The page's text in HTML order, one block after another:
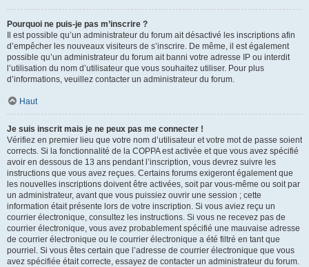
Pourquoi ne puis-je pas m’inscrire ?
Il est possible qu’un administrateur du forum ait désactivé les inscriptions afin
d’empêcher les nouveaux visiteurs de s’inscrire. De même, il est également
possible qu’un administrateur du forum ait banni votre adresse IP ou interdit
l’utilisation du nom d’utilisateur que vous souhaitez utiliser. Pour plus
d’informations, veuillez contacter un administrateur du forum.
Haut
Je suis inscrit mais je ne peux pas me connecter !
Vérifiez en premier lieu que votre nom d’utilisateur et votre mot de passe soient
corrects. Si la fonctionnalité de la COPPA est activée et que vous avez spécifié
avoir en dessous de 13 ans pendant l’inscription, vous devrez suivre les
instructions que vous avez reçues. Certains forums exigeront également que
les nouvelles inscriptions doivent être activées, soit par vous-même ou soit par
un administrateur, avant que vous puissiez ouvrir une session ; cette
information était présente lors de votre inscription. Si vous aviez reçu un
courrier électronique, consultez les instructions. Si vous ne recevez pas de
courrier électronique, vous avez probablement spécifié une mauvaise adresse
de courrier électronique ou le courrier électronique a été filtré en tant que
pourriel. Si vous êtes certain que l’adresse de courrier électronique que vous
avez spécifiée était correcte, essayez de contacter un administrateur du forum.